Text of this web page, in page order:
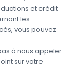
et crédit
les
vous pouvez
à nous appeler
sur votre